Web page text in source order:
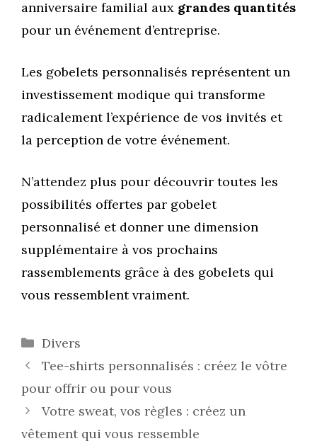
anniversaire familial aux grandes quantités
pour un événement d’entreprise.
Les gobelets personnalisés représentent un
investissement modique qui transforme
radicalement l’expérience de vos invités et
la perception de votre événement.
N’attendez plus pour découvrir toutes les
possibilités offertes par gobelet
personnalisé et donner une dimension
supplémentaire à vos prochains
rassemblements grâce à des gobelets qui
vous ressemblent vraiment.
Catégories
Divers
Tee-shirts personnalisés : créez le vôtre
pour offrir ou pour vous
Votre sweat, vos règles : créez un
vêtement qui vous ressemble